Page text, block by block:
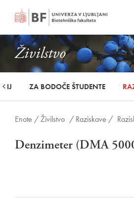
Živilstvo
ZA BODOČE ŠTUDENTE
Enote /Živilstvo / Raziskave /
Denzimeter (DMA